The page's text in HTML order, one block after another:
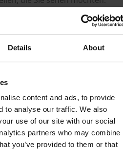
Details About
content and ads, to provide
to analyse our traffic. We also
use of our site with our social
partners who may combine
you’ve provided to them or that
mit einzelnen
Ihrer Sensoren. Oder
Diagramm, in dem
Sensoren angezeigt
oder die Temperaturen
Abteilungen oder Zeilen
ermöglicht es, einen
Zeigen Sie zum